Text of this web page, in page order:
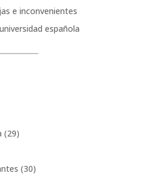
e inconvenientes
española
(29)
(30)